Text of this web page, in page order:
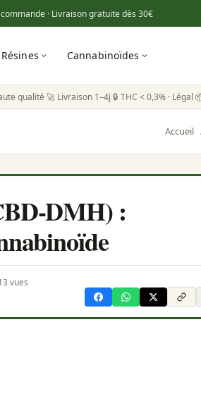
· Livraison gratuite dès 30€
Résines Cannabinoïdes
qualité·🚀 Livraison 1–4j·🔒 THC < 0,3% · Légal·
Accueil
DMH) :
vues